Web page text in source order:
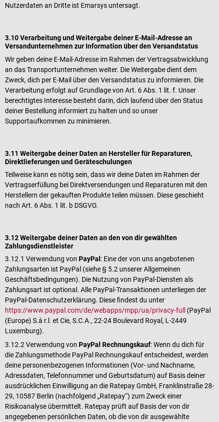
Nutzerdaten an Dritte ist Emarsys untersagt.
3.10 Verarbeitung und Weitergabe deiner E-Mail-Adresse an
Versandunternehmen zur Information über den Versandstatus
Wir geben deine E-Mail-Adresse im Rahmen der Vertragsabwicklung
an das Transportunternehmen weiter. Die Weitergabe dient dem
Zweck, dich per E-Mail über den Versandstatus zu informieren. Die
Verarbeitung erfolgt auf Grundlage von Art. 6 Abs. 1 lit. f. Unser
berechtigtes Interesse besteht darin, dich laufend über den Status
deiner Bestellung informiert zu halten und so unser
Supportaufkommen zu minimieren.
3.11 Weitergabe deiner Daten an Hersteller für Reparaturen,
Direktlieferungen und Geräteschulungen
Teilweise kann es nötig sein, dass wir deine Daten im Rahmen der
Vertragserfüllung bei Direktversendungen und Reparaturen mit den
Herstellern der gekauften Produkte teilen müssen. Diese geschieht
nach Art. 6 Abs. 1 lit. b DSGVO.
3.12 Weitergabe deiner Daten an den von dir gewählten
Zahlungsdienstleister
3.12.1 Verwendung von PayPal : Eine der von uns angebotenen
Zahlungsarten ist PayPal (siehe § 5.2 unserer Allgemeinen
Geschäftsbedingungen). Die Nutzung von PayPal-Diensten als
Zahlungsart ist optional. Alle PayPal-Transaktionen unterliegen der
PayPal-Datenschutzerklärung. Diese findest du unter
https://www.paypal.com/de/webapps/mpp/ua/privacy-full
(PayPal
(Europe) S.à r.l. et Cie, S.C.A., 22-24 Boulevard Royal, L-2449
Luxemburg).
3.12.2 Verwendung von PayPal Rechnungskauf: Wenn du dich für
die Zahlungsmethode PayPal Rechnungskauf entscheidest, werden
deine personenbezogenen Informationen (Vor- und Nachname,
Adressdaten, Telefonnummer und Geburtsdatum) auf Basis deiner
ausdrücklichen Einwilligung an die Ratepay GmbH, Franklinstraße 28-
29, 10587 Berlin (nachfolgend „Ratepay“) zum Zweck einer
Risikoanalyse übermittelt. Ratepay prüft auf Basis der von dir
angegebenen persönlichen Daten, ob die von dir ausgewählte